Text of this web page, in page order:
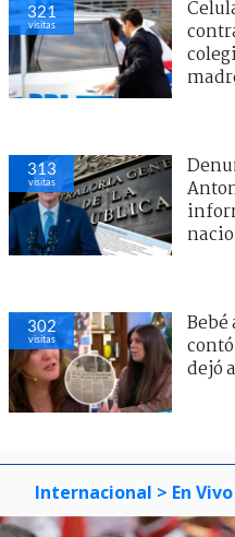
321
visitas
313
visitas
302
visitas
Bebé
dejó
Internacional > En Vivo